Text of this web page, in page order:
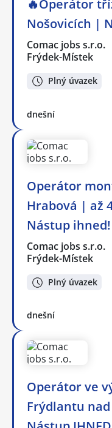
🔥Operátor
Nošovicích |
Comac jobs s.r.o.
Frýdek-Místek
Plný úvazek
dnešní
Operátor
Hrabová | až
Nástup ihned!
Comac jobs s.r.o.
Frýdek-Místek
Plný úvazek
dnešní
Operátor ve
Frýdlantu